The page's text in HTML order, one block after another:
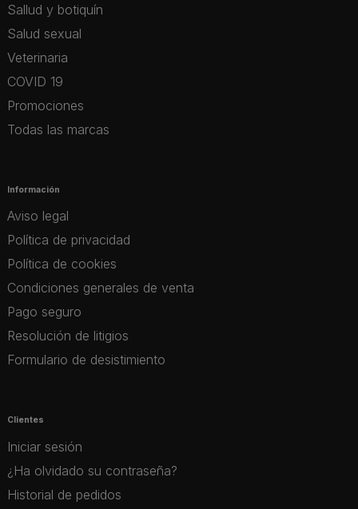
Sallud y botiquín
Salud sexual
Veterinaria
COVID 19
Promociones
Todas las marcas
Información
Aviso legal
Política de privacidad
Política de cookies
Condiciones generales de venta
Pago seguro
Resolución de litigios
Formulario de desistimiento
Clientes
Iniciar sesión
¿Ha olvidado su contraseña?
Historial de pedidos